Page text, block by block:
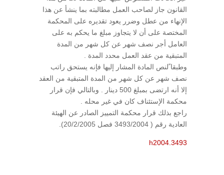
القانون جاز لصاحب العمل مطالبته بما ينشأ عن هذا
الإنهاء من عطل وضرر يعود تقديره على المحكمة
المختصة على أن لا يتجاوز مبلغ ما يحكم به على
العامل أجر نصف شهر عن كل شهر من المدة
المتبقية من عقد العمل محدد المدة .
وطبقا ًلنص المادة المشار إليها فإنه يستحق راتب
نصف شهر عن كل شهر من المدة المتبقية من العقد
إلا أنه ارتضى بمبلغ 500 دينار . وبالتالي فإن قرار
محكمة الإستئناف كان في غير محله .
راجع بذلك قرار محكمة التمييز الصادر عن الهيئة
العادية رقم ( 3493/2004 فصل 20/2/2005).
h2004.3493